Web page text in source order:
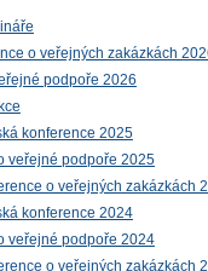
o veřejných zakázkách
podpoře 2026
konference 2025
veřejné podpoře 2025
o veřejných zakázkách
konference 2024
veřejné podpoře 2024
o veřejných zakázkách